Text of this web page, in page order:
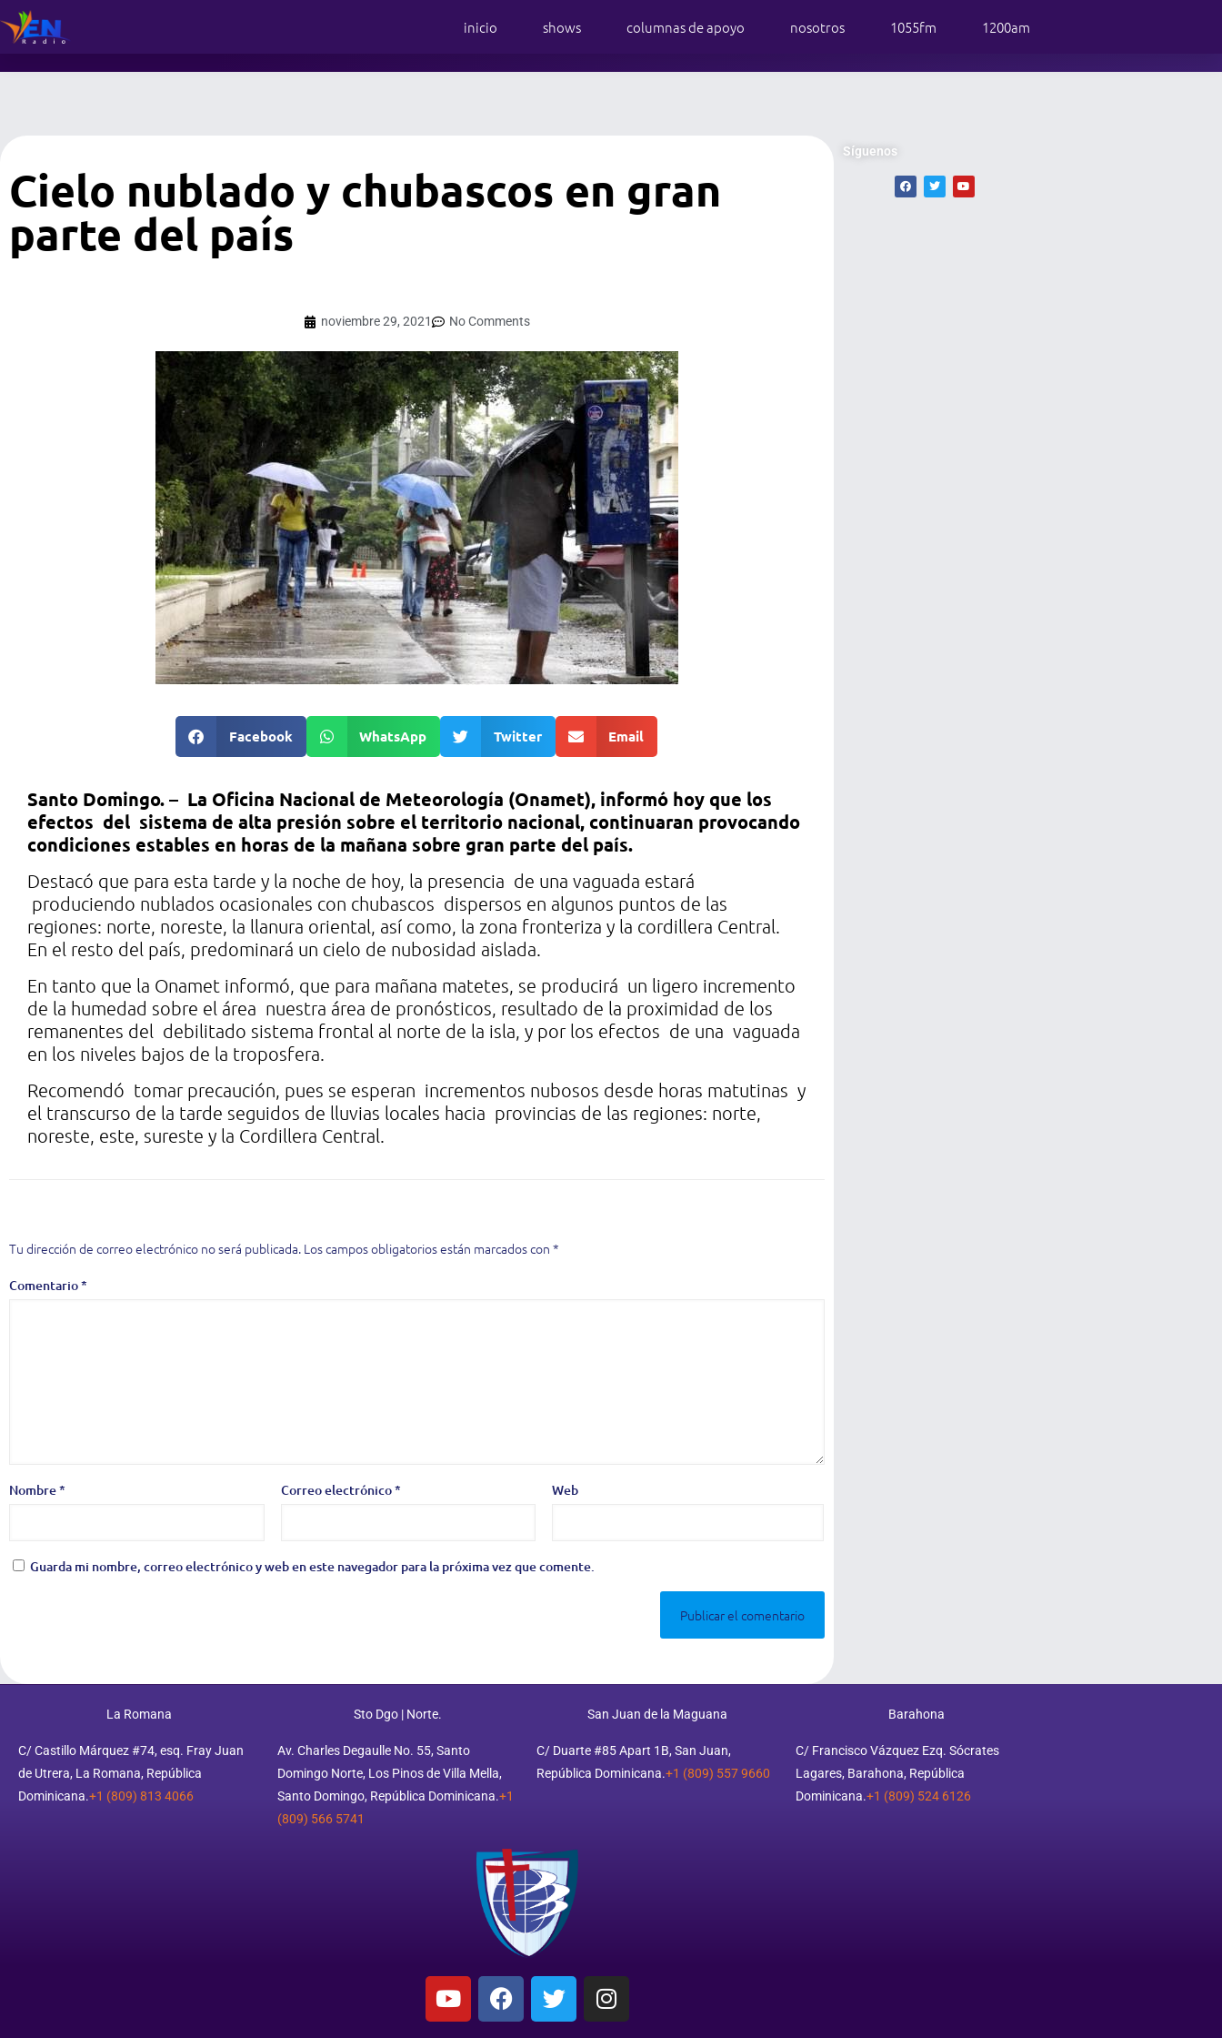
inicio shows columnas de apoyo nosotros 1055fm 1200am
Cielo nublado y chubascos en gran
parte del país
noviembre 29, 2021 No Comments
Facebook WhatsApp Twitter Email
Santo Domingo. – La Oficina Nacional de Meteorología (Onamet), informó hoy que los
efectos del sistema de alta presión sobre el territorio nacional, continuaran provocando
condiciones estables en horas de la mañana sobre gran parte del país.
Destacó que para esta tarde y la noche de hoy, la presencia de una vaguada estará
produciendo nublados ocasionales con chubascos dispersos en algunos puntos de las
regiones: norte, noreste, la llanura oriental, así como, la zona fronteriza y la cordillera Central.
En el resto del país, predominará un cielo de nubosidad aislada.
En tanto que la Onamet informó, que para mañana matetes, se producirá un ligero incremento
de la humedad sobre el área nuestra área de pronósticos, resultado de la proximidad de los
remanentes del debilitado sistema frontal al norte de la isla, y por los efectos de una vaguada
en los niveles bajos de la troposfera.
Recomendó tomar precaución, pues se esperan incrementos nubosos desde horas matutinas y
el transcurso de la tarde seguidos de lluvias locales hacia provincias de las regiones: norte,
noreste, este, sureste y la Cordillera Central.
Tu dirección de correo electrónico no será publicada. Los campos obligatorios están marcados con *
Comentario*
Nombre* Correo electrónico* Web
Guarda mi nombre, correo electrónico y web en este navegador para la próxima vez que comente.
Síguenos
La Romana
C/ Castillo Márquez #74, esq. Fray Juan
de Utrera, La Romana, República
Dominicana.+1 (809) 813 4066
Sto Dgo | Norte.
Av. Charles Degaulle No. 55, Santo
Domingo Norte, Los Pinos de Villa Mella,
Santo Domingo, República Dominicana.+1
(809) 566 5741
San Juan de la Maguana
C/ Duarte #85 Apart 1B, San Juan,
República Dominicana.+1 (809) 557 9660
Barahona
C/ Francisco Vázquez Ezq. Sócrates
Lagares, Barahona, República
Dominicana.+1 (809) 524 6126